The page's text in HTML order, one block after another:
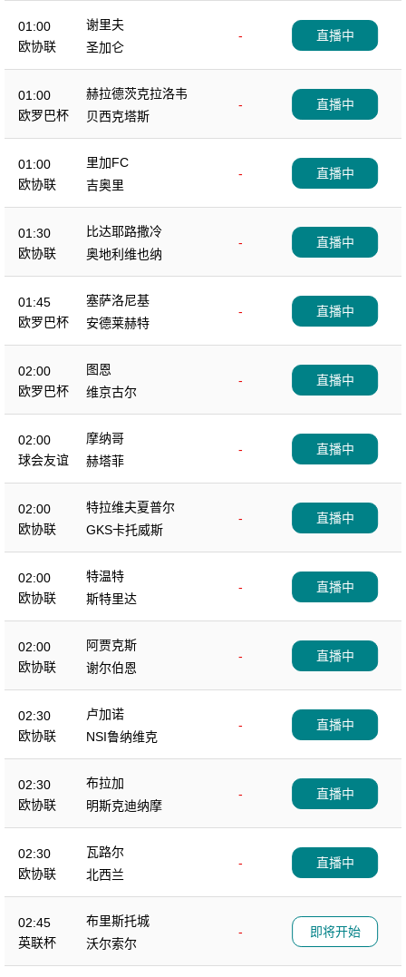
01:00
欧协联
谢里夫
-
圣加仑
直播中
01:00
欧罗巴杯
赫拉德茨克拉洛韦
-
贝西克塔斯
直播中
01:00
欧协联
里加FC
-
吉奥里
直播中
01:30
欧协联
比达耶路撒冷
-
奥地利维也纳
直播中
01:45
欧罗巴杯
塞萨洛尼基
-
安德莱赫特
直播中
02:00
欧罗巴杯
图恩
-
维京古尔
直播中
02:00
球会友谊
摩纳哥
-
赫塔菲
直播中
02:00
欧协联
特拉维夫夏普尔
-
GKS卡托威斯
直播中
02:00
欧协联
特温特
-
斯特里达
直播中
02:00
欧协联
阿贾克斯
-
谢尔伯恩
直播中
02:30
欧协联
卢加诺
-
NSI鲁纳维克
直播中
02:30
欧协联
布拉加
-
明斯克迪纳摩
直播中
02:30
欧协联
瓦路尔
-
北西兰
直播中
02:45
英联杯
布里斯托城
-
沃尔索尔
即将开始